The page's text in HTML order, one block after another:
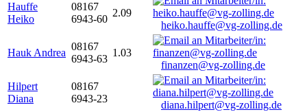
Hauffe
Heiko
08167
6943-60
2.09
heiko.hauffe@vg-zolling.de
Hauk Andrea
08167
6943-63
1.03
finanzen@vg-zolling.de
Hilpert
Diana
08167
6943-23
diana.hilpert@vg-zolling.de